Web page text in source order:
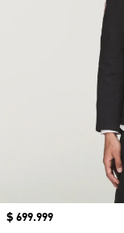
Precio
$ 699.999